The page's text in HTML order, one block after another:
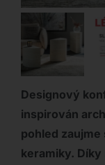
Designový
inspirován
pohled
keramiky.